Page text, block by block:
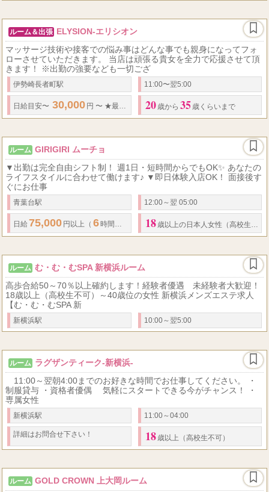
ルーム＆出張 ELYSION-エリシオン
マッサージ技術や接客での悩み事はどんな事でも親身になってフォ
ローさせていただきます。 当店は頑張る貴女を全力で応援させて頂
きます！ ※出勤の強要なども一切ござ
伊勢崎長者町駅 11:00〜翌5:00
日給 目安〜 30,000 円 〜 ★最低保証 あり ～ 要相談★歩合率 50%
20 歳から 35 歳くらいまで
ルーム GIRIGIRI ムーチョ
▼出勤は完全自由シフト制！ 週1日・短時間からでもOK✨ あなたの
ライフスタイルに合わせて働けます♪ ▼即日体験入店OK！ 面接後す
ぐにお仕事
青葉台駅 12:00～翌 05:00
日給 75,000 円以上（ 6 時間勤務） 月収120 万円以上可能☆ 未経験でも
18 歳以上の日本人女性（高校生不可）
ルーム む・む・むSPA 新横浜ルーム
高歩合給50～70％以上確約します！経験者優遇 未経験者大歓迎！
18歳以上（高校生不可）～40歳位の女性 新横浜メンズエステ求人
【む・む・むSPA 新
新横浜駅 10:00～翌5:00
ルーム ラグザンティーク-新横浜-
11:00～翌朝4:00までのお好きな時間でお仕事してください。 ・
制服貸与 ・資格者優偶 気軽にスタートできる今がチャンス！ ・
専属女性
新横浜駅 11:00～04:00
詳細はお問合せ下さい！ 18 歳以上（高校生不可）
ルーム GOLD CROWN 上大岡ルーム